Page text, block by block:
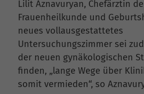
Lilit Aznavuryan, Chefärztin
Frauenheilkunde und
neues vollausgestattetes
Untersuchungszimmer sei
der neuen gynäkologischen
finden, „lange Wege über
somit vermieden“, so